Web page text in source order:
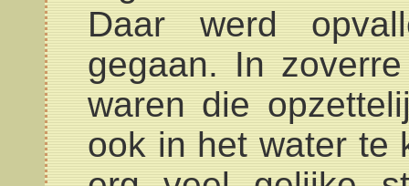
Daar werd
gegaan. In
waren die
ook in het water te